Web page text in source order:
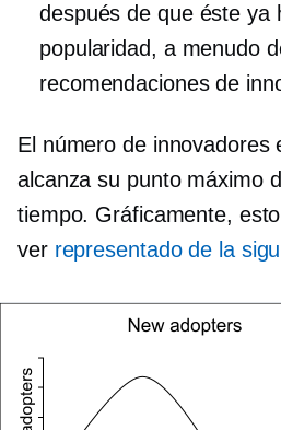
después de que éste ya
popularidad, a menudo
recomendaciones de
El número de innovadores
alcanza su punto máximo
tiempo. Gráficamente,
ver representado de la